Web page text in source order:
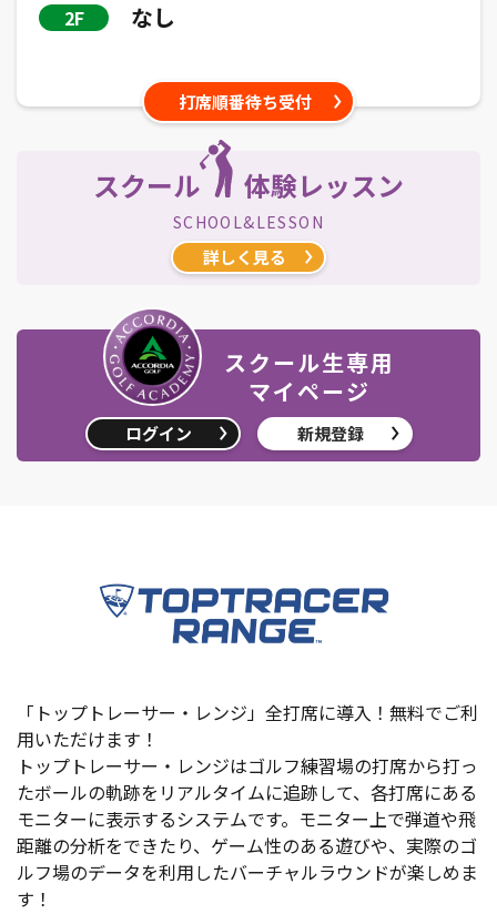
2F なし
打席順番待ち受付
スクール 体験レッスン
SCHOOL&LESSON
詳しく見る
スクール生専用
マイページ
ログイン 新規登録
「トップトレーサー・レンジ」全打席に導入！無料でご利
用いただけます！
トップトレーサー・レンジはゴルフ練習場の打席から打っ
たボールの軌跡をリアルタイムに追跡して、各打席にある
モニターに表示するシステムです。モニター上で弾道や飛
距離の分析をできたり、ゲーム性のある遊びや、実際のゴ
ルフ場のデータを利用したバーチャルラウンドが楽しめま
す！